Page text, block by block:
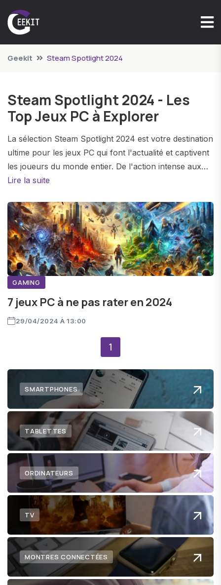
Geekit Steam Spotlight 2024
Steam Spotlight 2024 - Les
Top Jeux PC à Explorer
La sélection Steam Spotlight 2024 est votre destination
ultime pour les jeux PC qui font l'actualité et captivent
les joueurs du monde entier. De l'action intense aux
aventures épiques, chaque jeu sélectionné représente
inoubliable.
Lire la suite
GAMING
7 jeux PC à ne pas rater en 2024
29/04/2024 À 13:00
1
SMARTPHONES
TABLETTES
ORDINATEURS
TV
MONTRES CONNECTÉES